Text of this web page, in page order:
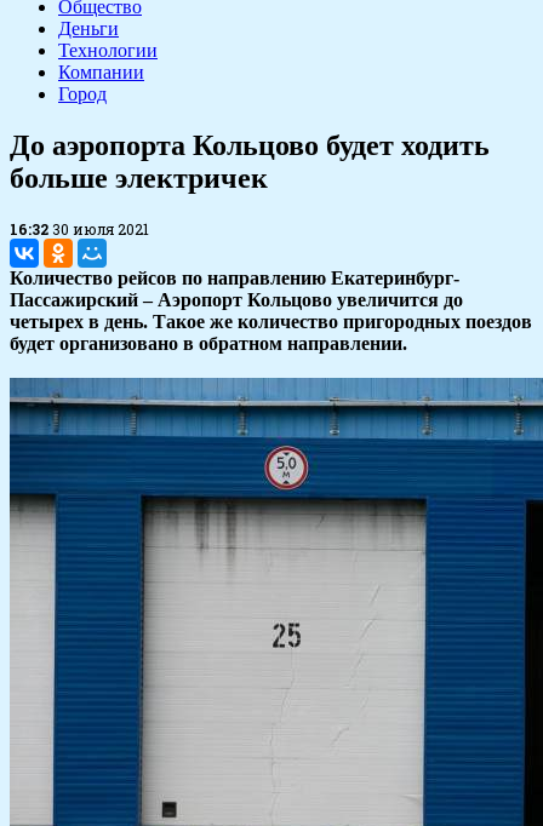
Общество
Деньги
Технологии
Компании
Город
​До аэропорта Кольцово будет ходить
больше электричек
16:32 30 июля 2021
Количество рейсов по направлению Екатеринбург-
Пассажирский – Аэропорт Кольцово увеличится до
четырех в день. Такое же количество пригородных поездов
будет организовано в обратном направлении.